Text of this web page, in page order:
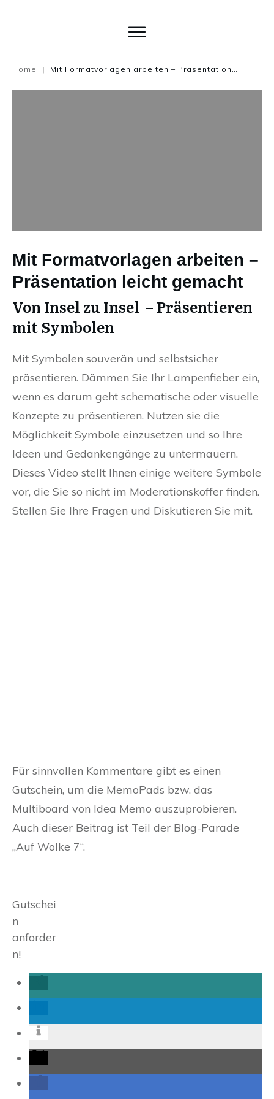
Home |
Mit Formatvorlagen arbeiten –
Präsentation leicht gemacht
Von Insel zu Insel – Präsentieren
mit Symbolen
Mit Symbolen souverän und selbstsicher
präsentieren. Dämmen Sie Ihr Lampenfieber ein,
wenn es darum geht schematische oder visuelle
Konzepte zu präsentieren. Nutzen sie die
Möglichkeit Symbole einzusetzen und so Ihre
Ideen und Gedankengänge zu untermauern.
Dieses Video stellt Ihnen einige weitere Symbole
vor, die Sie so nicht im Moderationskoffer finden.
Stellen Sie Ihre Fragen und Diskutieren Sie mit.
Für sinnvollen Kommentare gibt es einen
Gutschein, um die MemoPads bzw. das
Multiboard von Idea Memo auszuprobieren.
Auch dieser Beitrag ist Teil der Blog-Parade
„Auf Wolke 7“.
Gutschei
n
anforder
n!